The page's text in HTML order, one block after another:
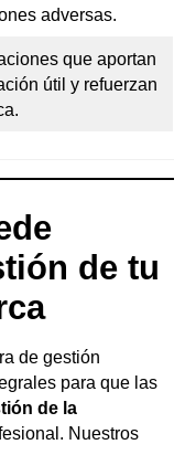
adversas.
que aportan
útil y refuerzan
de tu
de gestión
para que las
de la
Nuestros